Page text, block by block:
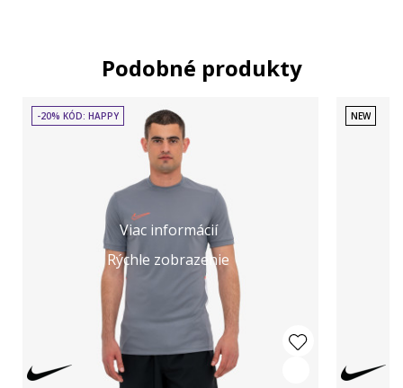
Podobné produkty
Viac informácií
Rýchle zobrazenie
-20% KÓD: HAPPY NEW